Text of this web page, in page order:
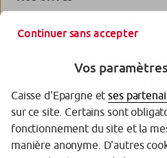
Garantie des dépôts
Continuer sans accepter
Vos
Caisse d'Epargne etses
sur ce site. Certains sont
fonctionnement du site et la
manière anonyme. D'autres